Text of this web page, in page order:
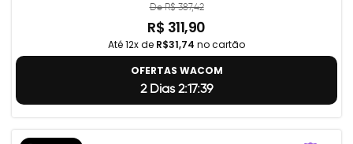
De R$ 387,42
R$ 311,90
Até 12x de R$31,74 no cartão
OFERTAS WACOM
2 Dias 2:17:38